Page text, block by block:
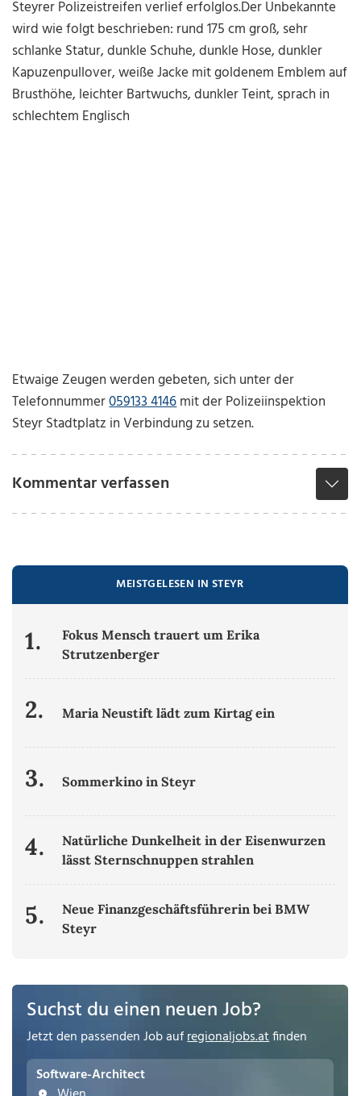
Steyrer Polizeistreifen verlief erfolglos.Der Unbekannte
wird wie folgt beschrieben: rund 175 cm groß, sehr
schlanke Statur, dunkle Schuhe, dunkle Hose, dunkler
Kapuzenpullover, weiße Jacke mit goldenem Emblem auf
Brusthöhe, leichter Bartwuchs, dunkler Teint, sprach in
schlechtem Englisch
Etwaige Zeugen werden gebeten, sich unter der
Telefonnummer059133 4146mit der Polizeiinspektion
Steyr Stadtplatz in Verbindung zu setzen.
Kommentar verfassen
MEISTGELESEN IN STEYR
1.
Fokus Mensch trauert um Erika
Strutzenberger
2. Maria Neustift lädt zum Kirtag ein
3. Sommerkino in Steyr
4.
Natürliche Dunkelheit in der Eisenwurzen
lässt Sternschnuppen strahlen
5.
Neue Finanzgeschäftsführerin bei BMW
Steyr
Suchst du einen neuen Job?
Jetzt den passenden Job aufregionaljobs.atfinden
Software-Architect